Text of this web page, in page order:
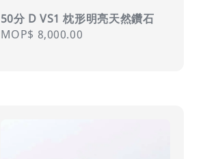
50分 D VS1 枕形明亮天然鑽石
Regular
MOP$ 8,000.00